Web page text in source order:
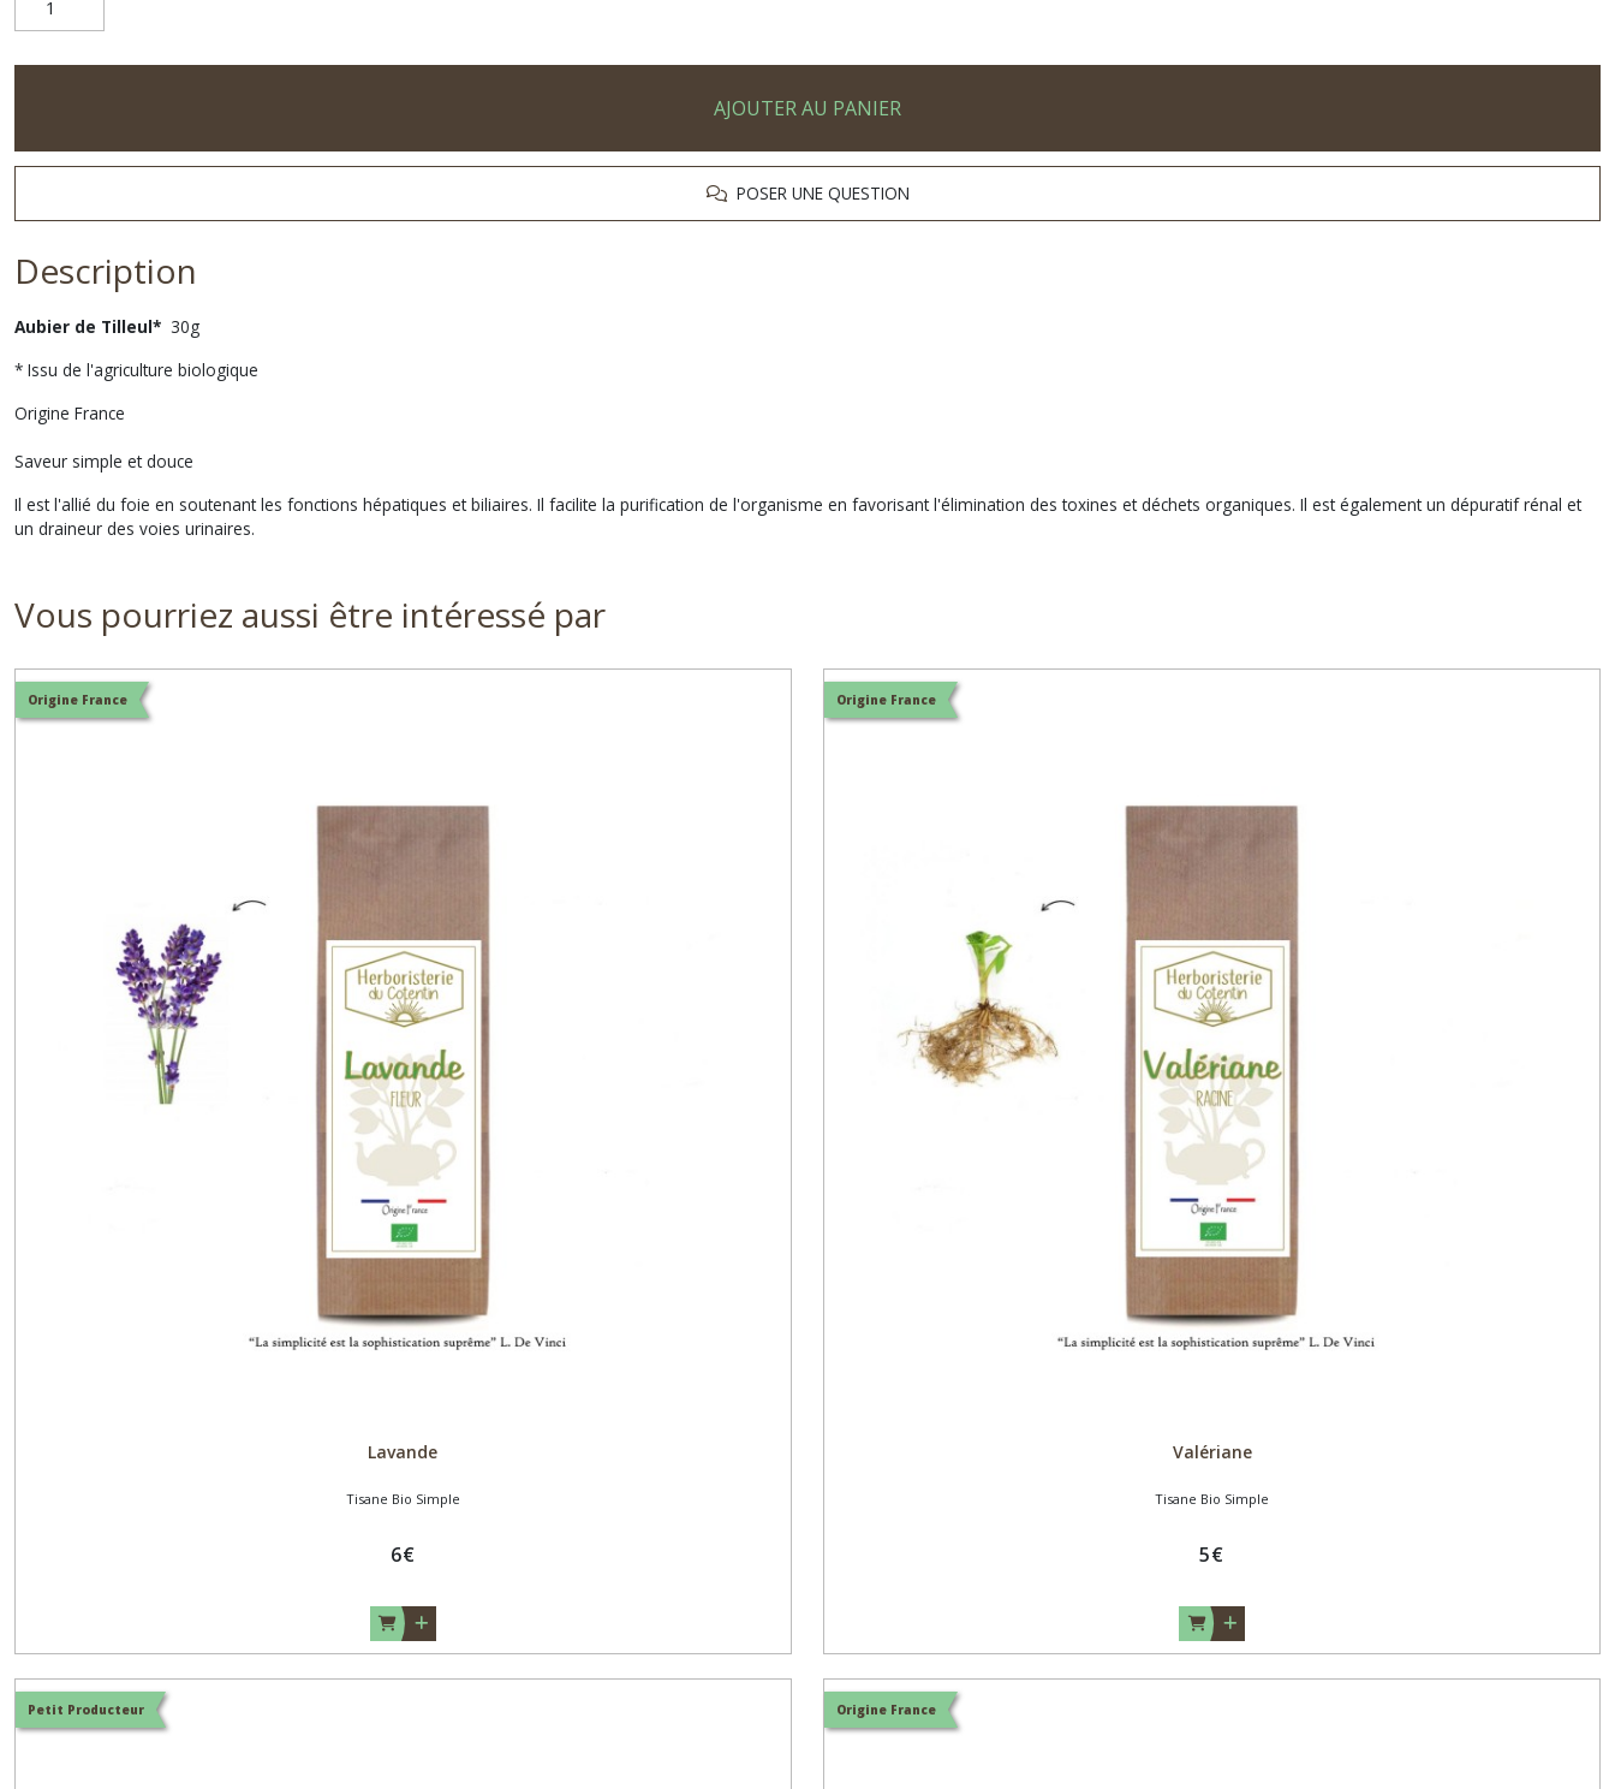
AJOUTER AU PANIER
POSER UNE QUESTION
Description
Aubier de Tilleul* 30g
* Issu de l'agriculture biologique
Origine France
Saveur simple et douce
Il est l'allié du foie en soutenant les fonctions hépatiques et biliaires. Il facilite la purification de l'organisme en favorisant l'élimination des toxines et déchets organiques. Il est également un dépuratif rénal et
un draineur des voies urinaires.
Vous pourriez aussi être intéressé par
Origine France
Lavande
Tisane Bio Simple
6€
Origine France
Valériane
Tisane Bio Simple
5€
Petit Producteur Origine France